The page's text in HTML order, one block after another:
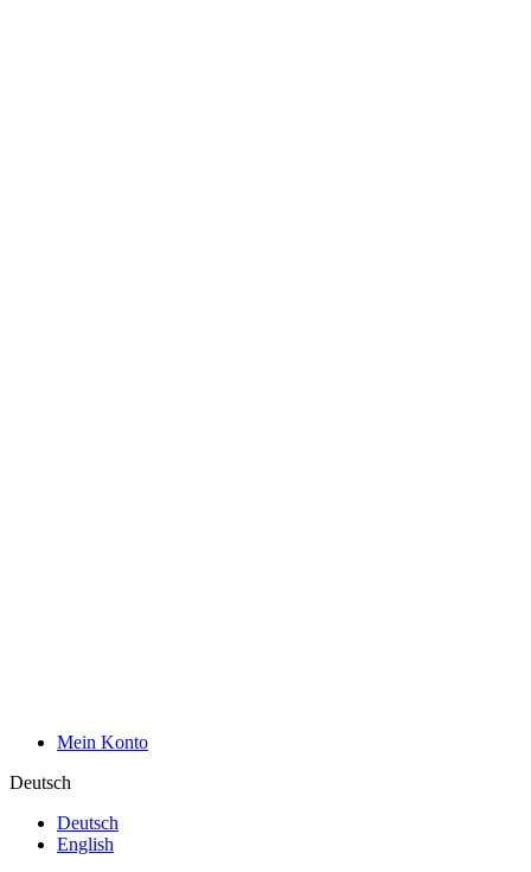
Mein Konto
Deutsch
Deutsch
English